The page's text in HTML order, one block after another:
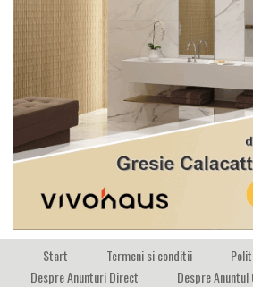
Start Termeni si conditii
Despre Anunturi Direct
Despre Anuntul